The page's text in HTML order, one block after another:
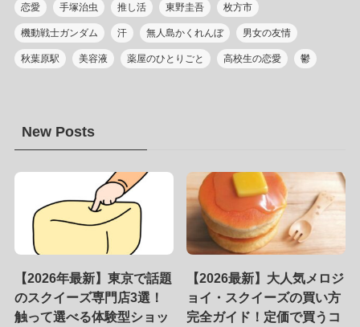
恋愛 手塚治虫 推し活 東野圭吾 枚方市
機動戦士ガンダム 汗 無人島かくれんぼ 男女の友情
秋葉原駅 美容液 薬屋のひとりごと 高校生の恋愛 鬱
New Posts
【2026年最新】東京で話題
のスクイーズ専門店3選！
触って選べる体験型ショッ
【2026最新】大人気メロジ
ョイ・スクイーズの買い方
完全ガイド！定価で買うコ